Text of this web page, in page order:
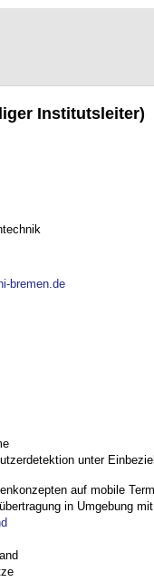
Institutsleiter)
bremen.de
unter
auf mobile
in Umgebung